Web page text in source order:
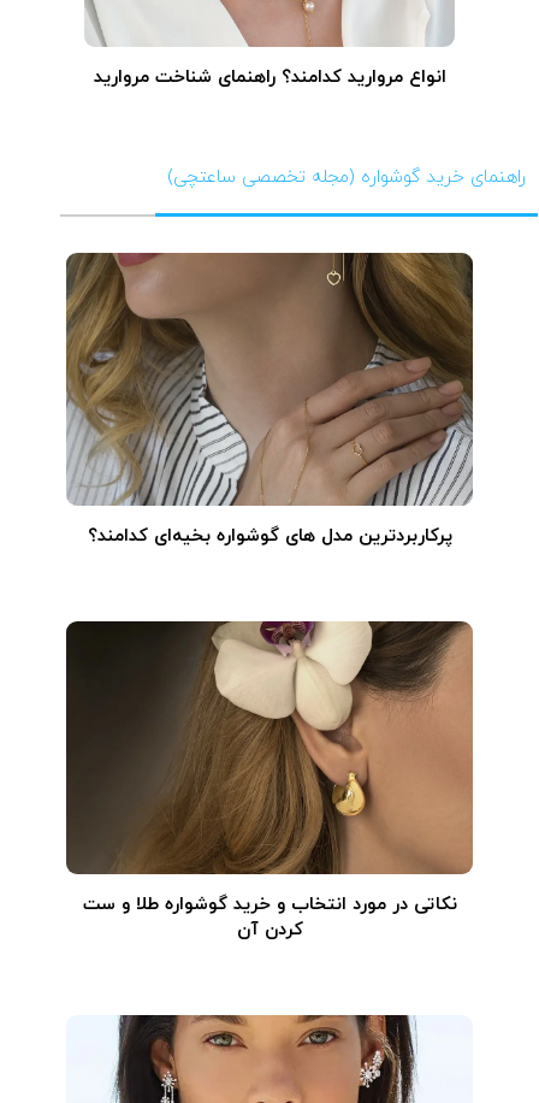
انواع مروارید کدامند؟ راهنمای شناخت مروارید
راهنمای خرید گوشواره (مجله تخصصی ساعتچی)
پرکاربردترین مدل های گوشواره بخیه‌ای کدامند؟
نکاتی در مورد انتخاب و خرید گوشواره طلا و ست
کردن آن